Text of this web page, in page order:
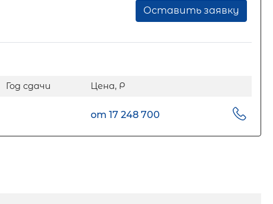
Оставить заявку
Год сдачи Цена, Р
от 17 248 700